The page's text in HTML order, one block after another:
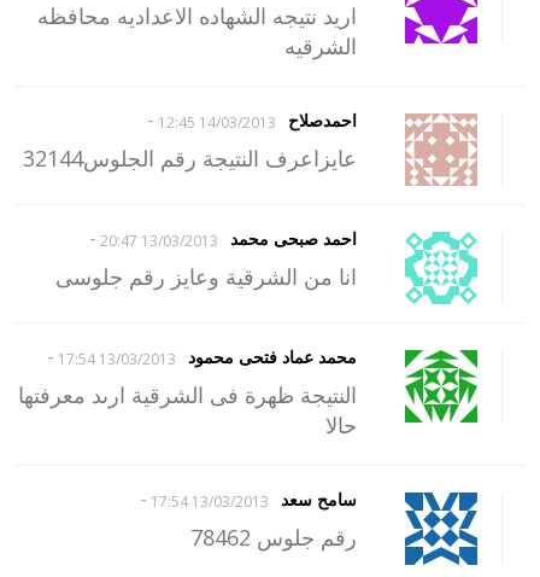
اريد نتيجه الشهاده الاعداديه محافظه
الشرقيه
احمدصلاح 14/03/2013 12:45
-
عايزاعرف النتيجة رقم الجلوس32144
احمد صبحى محمد 13/03/2013 20:47
-
انا من الشرقية وعايز رقم جلوسى
محمد عماد فتحى محمود 13/03/2013 17:54
-
النتيجة ظهرة فى الشرقية ارىد معرفتها
حالا
سامح سعد 13/03/2013 17:54
-
رقم جلوس 78462